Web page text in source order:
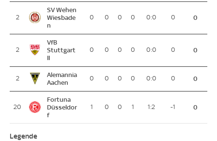
2
SV Wehen
Wiesbade
n
0 0 0 0 0:0 0 0
2
VfB
Stuttgart
II
0 0 0 0 0:0 0 0
2
Alemannia
Aachen
0 0 0 0 0:0 0 0
20
Fortuna
Düsseldor
f
1 0 0 1 1:2 -1 0
Legende